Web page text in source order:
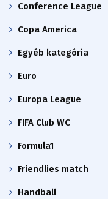
Conference League
Copa America
Egyéb kategória
Euro
Europa League
FIFA Club WC
Formula1
Friendlies match
Handball